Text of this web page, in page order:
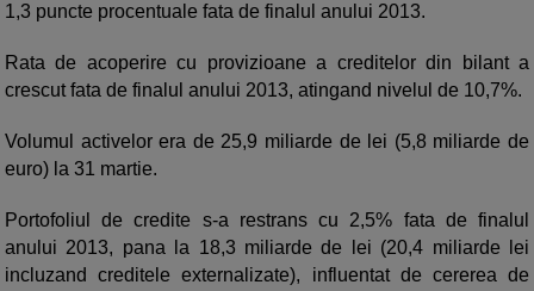
1,3 puncte procentuale fata de finalul anului 2013.
Rata de acoperire cu provizioane a creditelor din bilant a
crescut fata de finalul anului 2013, atingand nivelul de 10,7%.
Volumul activelor era de 25,9 miliarde de lei (5,8 miliarde de
euro) la 31 martie.
Portofoliul de credite s-a restrans cu 2,5% fata de finalul
anului 2013, pana la 18,3 miliarde de lei (20,4 miliarde lei
incluzand creditele externalizate), influentat de cererea de